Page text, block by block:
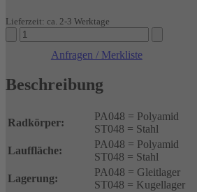
Lieferzeit: ca. 2-3 Werktage
Führungsrollen-
Polyamid-
Anfragen / Merkliste
Beschreibung
Radkörper:
PA048 = Polyamid
ST048 = Stahl
Lauffläche:
PA048 = Polyamid
ST048 = Stahl
Lagerung:
PA048 = Gleitlager
ST048 = Kugellager